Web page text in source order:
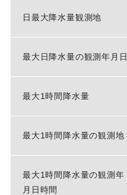
日最大降水量観測地
最大日降水量の観測年月日
最大1時間降水量
最大1時間降水量の観測地
最大1時間降水量の観測年
月日時間